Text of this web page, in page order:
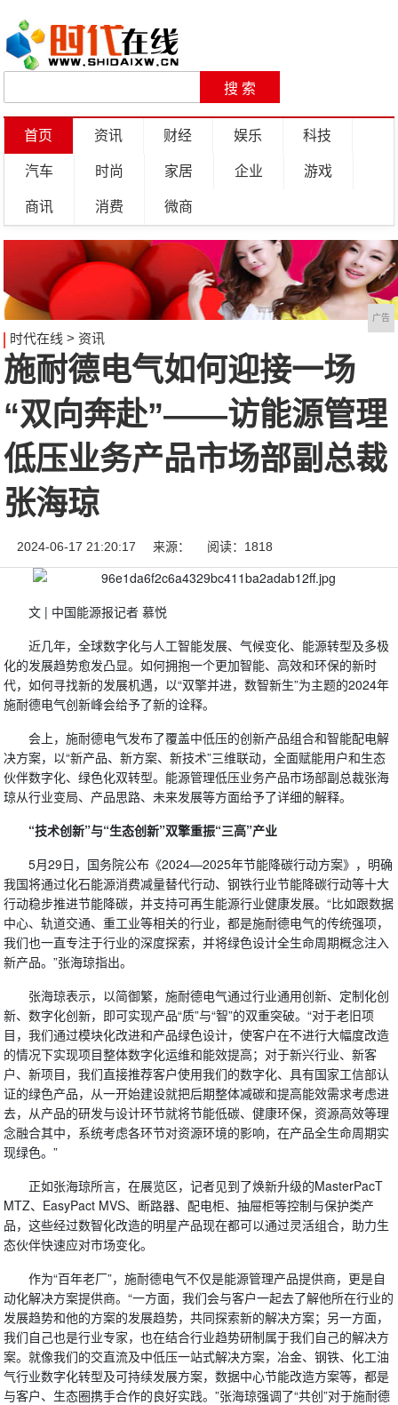
首页 资讯 财经 娱乐 科技
汽车 时尚 家居 企业 游戏
商讯 消费 微商
广告
时代在线 > 资讯
施耐德电气如何迎接一场
“双向奔赴”——访能源管理
低压业务产品市场部副总裁
张海琼
2024-06-17 21:20:17 来源： 阅读：1818
文 | 中国能源报记者 慕悦
近几年，全球数字化与人工智能发展、气候变化、能源转型及多极
化的发展趋势愈发凸显。如何拥抱一个更加智能、高效和环保的新时
代，如何寻找新的发展机遇，以“双擎并进，数智新生”为主题的2024年
施耐德电气创新峰会给予了新的诠释。
会上，施耐德电气发布了覆盖中低压的创新产品组合和智能配电解
决方案，以“新产品、新方案、新技术”三维联动，全面赋能用户和生态
伙伴数字化、绿色化双转型。能源管理低压业务产品市场部副总裁张海
琼从行业变局、产品思路、未来发展等方面给予了详细的解释。
“技术创新”与“生态创新”双擎重振“三高”产业
5月29日，国务院公布《2024—2025年节能降碳行动方案》，明确
我国将通过化石能源消费减量替代行动、钢铁行业节能降碳行动等十大
行动稳步推进节能降碳，并支持可再生能源行业健康发展。“比如跟数据
中心、轨道交通、重工业等相关的行业，都是施耐德电气的传统强项，
我们也一直专注于行业的深度探索，并将绿色设计全生命周期概念注入
新产品。”张海琼指出。
张海琼表示，以简御繁，施耐德电气通过行业通用创新、定制化创
新、数字化创新，即可实现产品“质”与“智”的双重突破。“对于老旧项
目，我们通过模块化改进和产品绿色设计，使客户在不进行大幅度改造
的情况下实现项目整体数字化运维和能效提高；对于新兴行业、新客
户、新项目，我们直接推荐客户使用我们的数字化、具有国家工信部认
证的绿色产品，从一开始建设就把后期整体减碳和提高能效需求考虑进
去，从产品的研发与设计环节就将节能低碳、健康环保，资源高效等理
念融合其中，系统考虑各环节对资源环境的影响，在产品全生命周期实
现绿色。”
正如张海琼所言，在展览区，记者见到了焕新升级的MasterPacT
MTZ、EasyPact MVS、断路器、配电柜、抽屉柜等控制与保护类产
品，这些经过数智化改造的明星产品现在都可以通过灵活组合，助力生
态伙伴快速应对市场变化。
作为“百年老厂”，施耐德电气不仅是能源管理产品提供商，更是自
动化解决方案提供商。“一方面，我们会与客户一起去了解他所在行业的
发展趋势和他的方案的发展趋势，共同探索新的解决方案；另一方面，
我们自己也是行业专家，也在结合行业趋势研制属于我们自己的解决方
案。就像我们的交直流及中低压一站式解决方案，冶金、钢铁、化工油
气行业数字化转型及可持续发展方案，数据中心节能改造方案等，都是
与客户、生态圈携手合作的良好实践。”张海琼强调了“共创”对于施耐德